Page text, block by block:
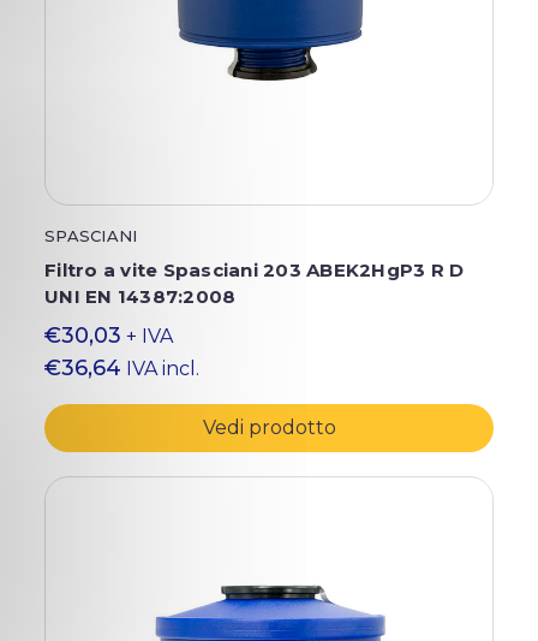
SPASCIANI
Filtro a vite Spasciani 203 ABEK2HgP3 R D
UNI EN 14387:2008
€30,03 + IVA
€36,64 IVA incl.
Vedi prodotto